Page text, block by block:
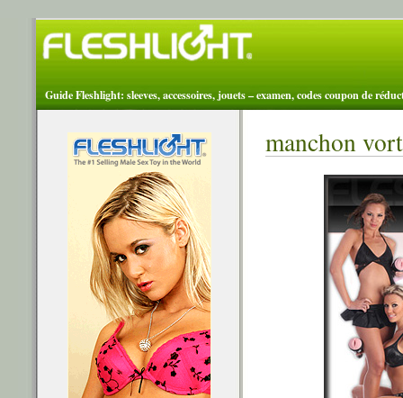
Guide Fleshlight: sleeves, accessoires, jouets – examen, codes coupon de
manchon